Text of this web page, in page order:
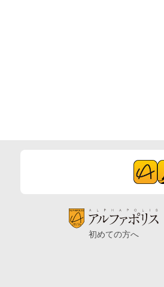
初めての方へ